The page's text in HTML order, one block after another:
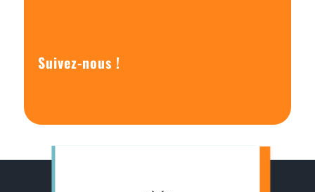
Suivez-nous !